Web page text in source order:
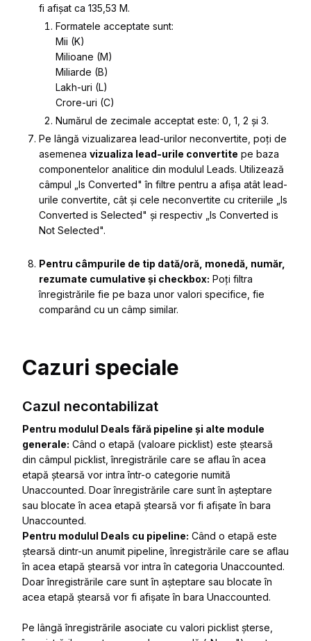
fi afișat ca 135,53 M.
Formatele acceptate sunt:
Mii (K)
Milioane (M)
Miliarde (B)
Lakh-uri (L)
Crore-uri (C)
Numărul de zecimale acceptat este: 0, 1, 2 și 3.
Pe lângă vizualizarea lead-urilor neconvertite, poți de
asemenea vizualiza lead-urile convertite pe baza
componentelor analitice din modulul Leads. Utilizează
câmpul „Is Converted" în filtre pentru a afișa atât lead-
urile convertite, cât și cele neconvertite cu criteriile „Is
Converted is Selected" și respectiv „Is Converted is
Not Selected".
Pentru câmpurile de tip dată/oră, monedă, număr,
rezumate cumulative și checkbox: Poți filtra
înregistrările fie pe baza unor valori specifice, fie
comparând cu un câmp similar.
Cazuri speciale
Cazul necontabilizat
Pentru modulul Deals fără pipeline și alte module
generale: Când o etapă (valoare picklist) este ștearsă
din câmpul picklist, înregistrările care se aflau în acea
etapă ștearsă vor intra într-o categorie numită
Unaccounted. Doar înregistrările care suntîn așteptare
sau blocate în acea etapă ștearsă vor fi afișate în bara
Unaccounted.
Pentru modulul Deals cu pipeline: Când o etapă este
ștearsă dintr-un anumit pipeline, înregistrările care se aflau
în acea etapă ștearsă vor intra în categoria Unaccounted.
Doar înregistrările care suntîn așteptare sau blocate în
acea etapă ștearsă vor fi afișate în bara Unaccounted.
Pe lângă înregistrările asociate cu valori picklist șterse,